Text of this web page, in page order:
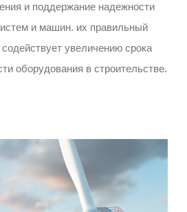
и поддержание надежности
и машин. их правильный
увеличению срока
оборудования в строительстве.